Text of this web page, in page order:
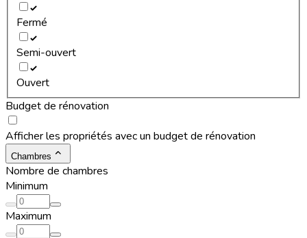
Fermé
Semi-ouvert
Ouvert
Budget de rénovation
Afficher les propriétés avec un budget de rénovation
Chambres
Nombre de chambres
Minimum
Maximum